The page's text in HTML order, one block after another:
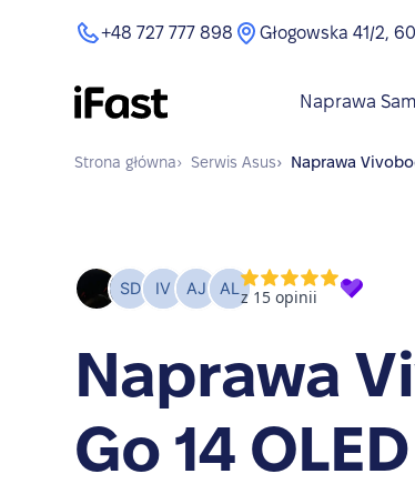
+48 727 777 898 Głogowska 41/2,
Naprawa
Strona główna› Serwis Asus› Naprawa
Naprawa
Go 14 OLED